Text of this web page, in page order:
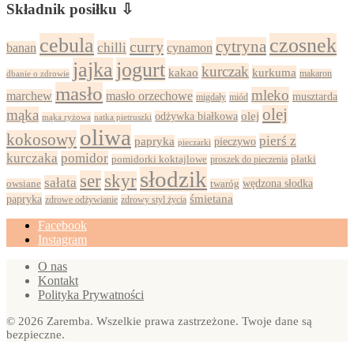
Składnik posiłku ⇩
banan cebula chilli curry cynamon cytryna czosnek
dbanie o zdrowie jajka jogurt kakao kurczak kurkuma makaron
marchew masło masło orzechowe migdały miód mleko musztarda
mąka mąka ryżowa natka pietruszki odżywka białkowa olej olej
kokosowy oliwa papryka pieczarki pieczywo pierś z
kurczaka pomidor pomidorki koktajlowe proszek do pieczenia płatki
owsiane sałata ser skyr słodzik twaróg wędzona słodka
papryka zdrowe odżywianie zdrowy styl życia śmietana
Facebook
Instagram
O nas
Kontakt
Polityka Prywatności
© 2026 Zaremba. Wszelkie prawa zastrzeżone. Twoje dane są
bezpieczne.